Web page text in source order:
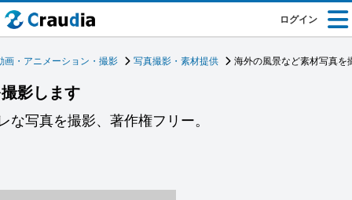
ログイン
画・アニメーション・撮影 写真撮影・素材提供 海外の風景など素材写真を
影します
写真を撮影、著作権フリー。